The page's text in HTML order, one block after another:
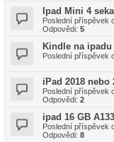
Ipad Mini 4
Poslední příspěvek
Odpovědi: 5
Kindle na ipadu
Poslední příspěvek
iPad 2018 nebo
Poslední příspěvek
Odpovědi: 2
ipad 16 GB
Poslední příspěvek
Odpovědi: 8